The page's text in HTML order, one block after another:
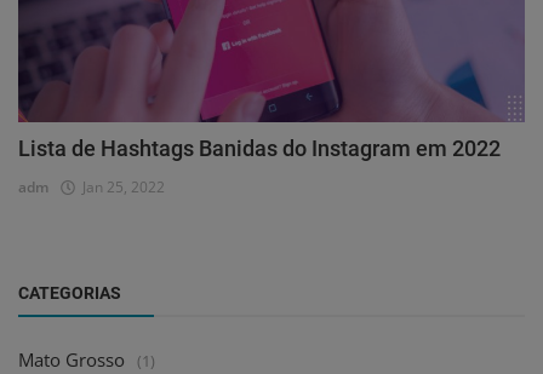
Lista de Hashtags Banidas do Instagram em 2022
adm Jan 25, 2022
CATEGORIAS
Mato Grosso (1)